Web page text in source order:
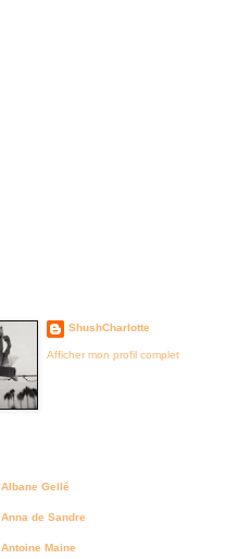
ShushCharlotte
Afficher mon profil complet
Albane Gellé
Anna de Sandre
Antoine Maine